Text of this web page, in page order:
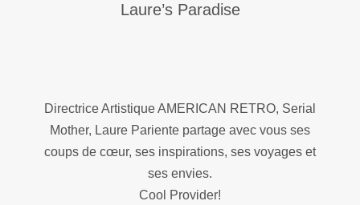
Laure’s Paradise
Directrice Artistique AMERICAN RETRO, Serial
Mother, Laure Pariente partage avec vous ses
coups de cœur, ses inspirations, ses voyages et
ses envies.
Cool Provider!